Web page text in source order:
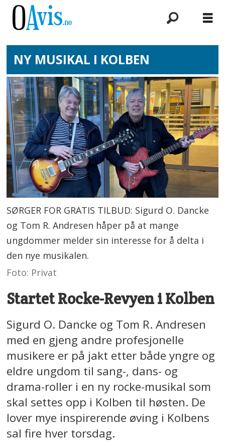
NY MUSIKAL I KOLBEN
SØRGER FOR GRATIS TILBUD: Sigurd O. Dancke
og Tom R. Andresen håper på at mange
ungdommer melder sin interesse for å delta i
den nye musikalen.
Foto: Privat
Startet Rocke-Revyen i Kolben
Sigurd O. Dancke og Tom R. Andresen
med en gjeng andre profesjonelle
musikere er på jakt etter både yngre og
eldre ungdom til sang-, dans- og
drama-roller i en ny rocke-musikal som
skal settes opp i Kolben til høsten. De
lover mye inspirerende øving i Kolbens
sal fire hver torsdag.